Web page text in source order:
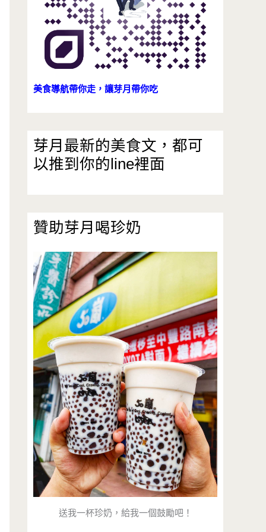
美食導航帶你走，讓芽月帶你吃
芽月最新的美食文，都可
以推到你的line裡面
贊助芽月喝珍奶
送我一杯珍奶，給我一個鼓勵吧！